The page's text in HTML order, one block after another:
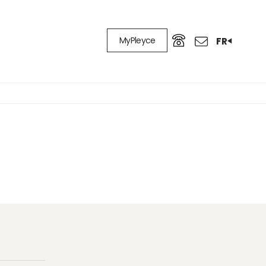
MyPleyce FR